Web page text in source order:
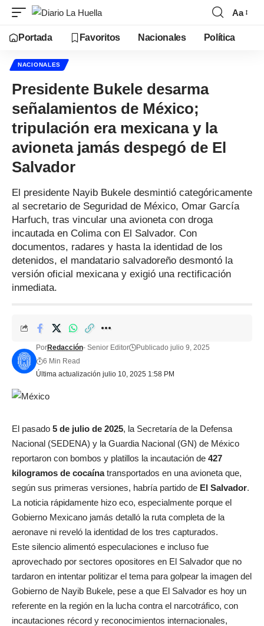
Aa
Portada Favoritos Nacionales Política
NACIONALES
Presidente Bukele desarma
señalamientos de México;
tripulación era mexicana y la
avioneta jamás despegó de El
Salvador
El presidente Nayib Bukele desmintió categóricamente
al secretario de Seguridad de México, Omar García
Harfuch, tras vincular una avioneta con droga
incautada en Colima con El Salvador. Con
documentos, radares y hasta la identidad de los
detenidos, el mandatario salvadoreño desmontó la
versión oficial mexicana y exigió una rectificación
inmediata.
Última actualización julio 10, 2025 1:58 PM
PorRedacción- Senior Editor
Publicado julio 9, 2025
6 Min Read
El pasado 5 de julio de 2025, la Secretaría de la Defensa
Nacional (SEDENA) y la Guardia Nacional (GN) de México
reportaron con bombos y platillos la incautación de 427
kilogramos de cocaínatransportados en una avioneta que,
según sus primeras versiones, habría partido de El Salvador.
La noticia rápidamente hizo eco, especialmente porque el
Gobierno Mexicano jamás detalló la ruta completa de la
aeronave ni reveló la identidad de los tres capturados.
Este silencio alimentó especulaciones e incluso fue
aprovechado por sectores opositores en El Salvador que no
tardaron en intentar politizar el tema para golpear la imagen del
Gobierno de Nayib Bukele, pese a que El Salvador es hoy un
referente en la región en la lucha contra el narcotráfico, con
incautaciones récord y reconocimientos internacionales,